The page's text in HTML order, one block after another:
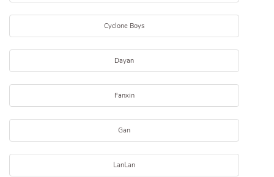
Cyclone Boys
Dayan
Fanxin
Gan
LanLan